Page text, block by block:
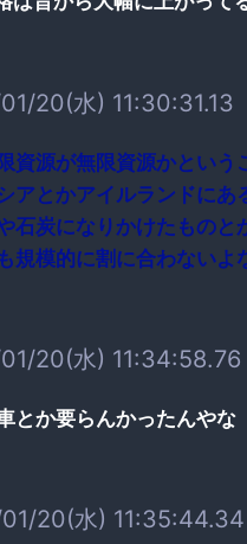
20(水) 11:30:31.13
資源が無限資源かという
アとかアイルランドにあ
石炭になりかけたものと
規模的に割に合わないよ
20(水) 11:34:58.76
とか要らんかったんやな
20(水) 11:35:44.34